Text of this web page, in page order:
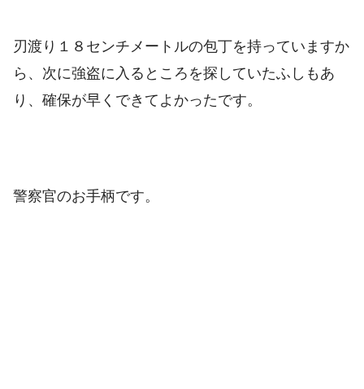
刃渡り１８センチメートルの包丁を持っていますか
ら、次に強盗に入るところを探していたふしもあ
り、確保が早くできてよかったです。
警察官のお手柄です。